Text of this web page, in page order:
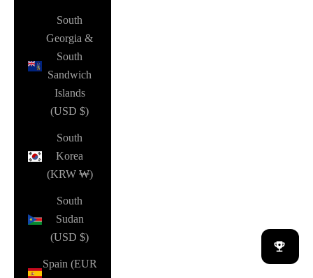
South
Georgia &
South
Sandwich
Islands
(USD $)
South
Korea
(KRW ₩)
South
Sudan
(USD $)
Spain (EUR